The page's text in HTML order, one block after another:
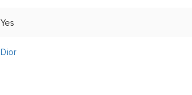
Yes
Dior